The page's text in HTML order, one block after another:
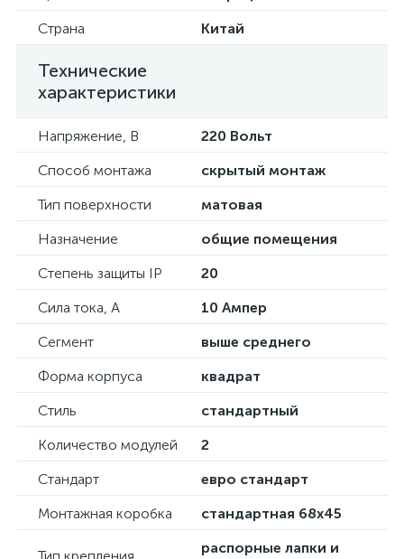
Страна
Китай
Технические
характеристики
Напряжение, В
220 Вольт
Способ монтажа
скрытый монтаж
Тип поверхности
матовая
Назначение
общие помещения
Степень защиты IP
20
Сила тока, А
10 Ампер
Сегмент
выше среднего
Форма корпуса
квадрат
Стиль
стандартный
Количество модулей
2
Стандарт
евро стандарт
Монтажная коробка
стандартная 68х45
распорные лапки и